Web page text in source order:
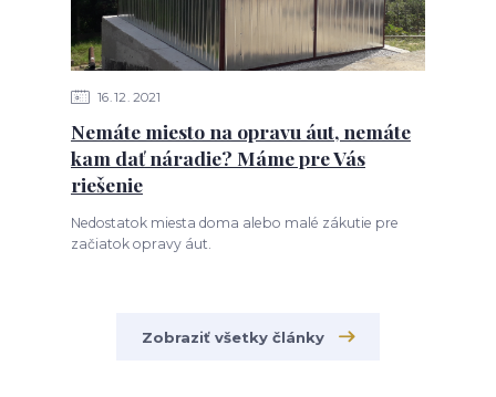
16 12 2021
Nemáte miesto na opravu áut, nemáte
kam dať náradie? Máme pre Vás
riešenie
Nedostatok miesta doma alebo malé zákutie pre
začiatok opravy áut.
Zobraziť všetky články